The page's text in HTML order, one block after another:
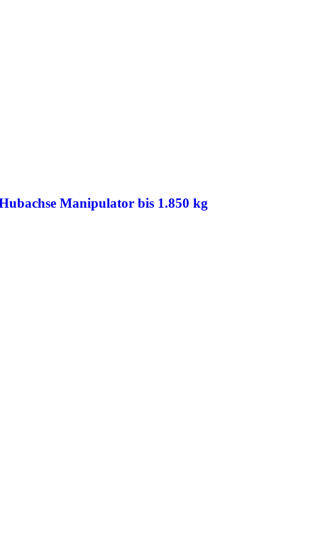
Manipulator bis 1.850 kg